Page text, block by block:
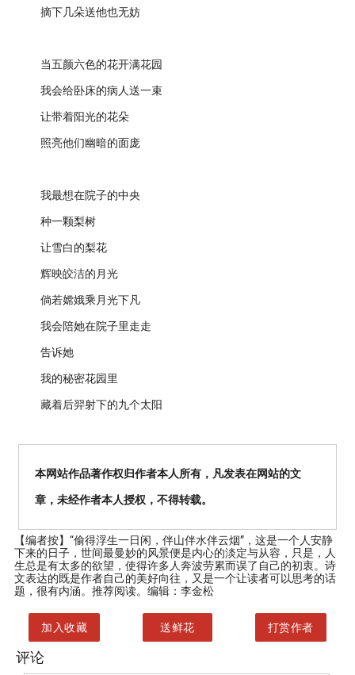
摘下几朵送他也无妨
当五颜六色的花开满花园
我会给卧床的病人送一束
让带着阳光的花朵
照亮他们幽暗的面庞
我最想在院子的中央
种一颗梨树
让雪白的梨花
辉映皎洁的月光
倘若嫦娥乘月光下凡
我会陪她在院子里走走
告诉她
我的秘密花园里
藏着后羿射下的九个太阳
本网站作品著作权归作者本人所有，凡发表在网站的文
章，未经作者本人授权，不得转载。
【编者按】 “偷得浮生一日闲，伴山伴水伴云烟”，这是一个人安静
下来的日子，世间最曼妙的风景便是内心的淡定与从容，只是，人
生总是有太多的欲望，使得许多人奔波劳累而误了自己的初衷。诗
文表达的既是作者自己的美好向往，又是一个让读者可以思考的话
题，很有内涵。推荐阅读。编辑：李金松
加入收藏 送鲜花 打赏作者
评论